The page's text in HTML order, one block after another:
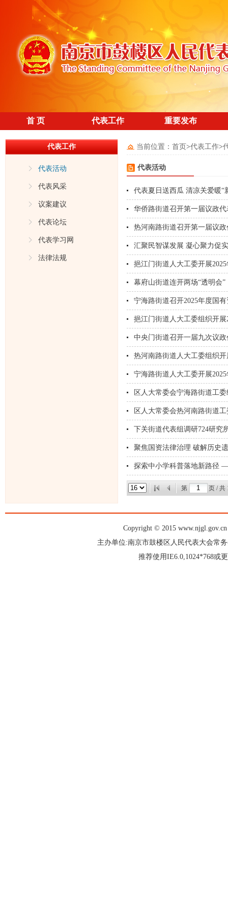
首 页 代表工作 重要发布
代表工作
代表活动
代表风采
议案建议
代表论坛
代表学习网
法律法规
当前位置：首页>代表工作>
代表活动
代表夏日送西瓜 清凉关爱暖“
华侨路街道召开第一届议政
热河南路街道召开第一届议
汇聚民智谋发展 凝心聚力促
挹江门街道人大工委开展
幕府山街道连开两场“透明会
宁海路街道召开2025年度国
挹江门街道人大工委组织开
中央门街道召开一届九次议
热河南路街道人大工委组织
宁海路街道人大工委开展
区人大常委会宁海路街道工
区人大常委会热河南路街道
下关街道代表组调研724研究
聚焦国资法律治理 破解历史
探索中小学科普落地新路径
第 页 / 共
Copyright © 2015 www.njgl.gov.cn
主办单位:南京市鼓楼区人民代表大会常
推荐使用IE6.0,1024*768或